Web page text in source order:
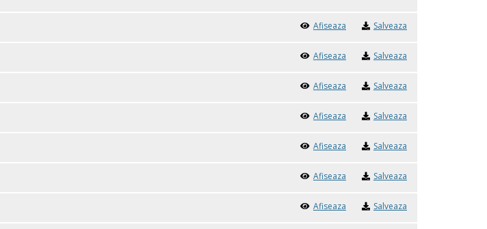
Afiseaza Salveaza
Afiseaza Salveaza
Afiseaza Salveaza
Afiseaza Salveaza
Afiseaza Salveaza
Afiseaza Salveaza
Afiseaza Salveaza